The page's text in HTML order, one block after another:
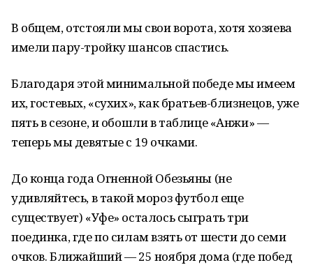
В общем, отстояли мы свои ворота, хотя хозяева
имели пару-тройку шансов спастись.
Благодаря этой минимальной победе мы имеем
их, гостевых, «сухих», как братьев-близнецов, уже
пять в сезоне, и обошли в таблице «Анжи» —
теперь мы девятые с 19 очками.
До конца года Огненной Обезьяны (не
удивляйтесь, в такой мороз футбол еще
существует) «Уфе» осталось сыграть три
поединка, где по силам взять от шести до семи
очков. Ближайший — 25 ноября дома (где побед